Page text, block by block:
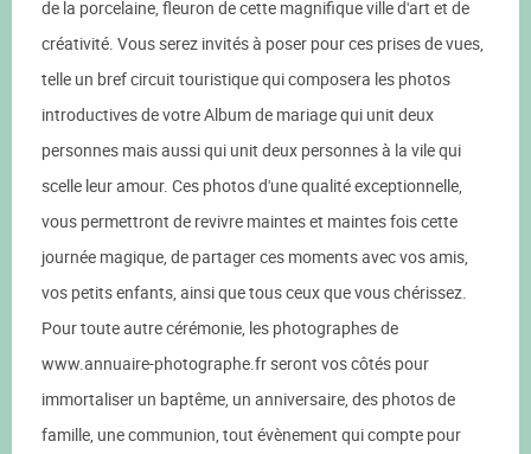
de la porcelaine, fleuron de cette magnifique ville d'art et de
créativité. Vous serez invités à poser pour ces prises de vues,
telle un bref circuit touristique qui composera les photos
introductives de votre Album de mariage qui unit deux
personnes mais aussi qui unit deux personnes à la vile qui
scelle leur amour. Ces photos d'une qualité exceptionnelle,
vous permettront de revivre maintes et maintes fois cette
journée magique, de partager ces moments avec vos amis,
vos petits enfants, ainsi que tous ceux que vous chérissez.
Pour toute autre cérémonie, les photographes de
www.annuaire-photographe.fr seront vos côtés pour
immortaliser un baptême, un anniversaire, des photos de
famille, une communion, tout évènement qui compte pour